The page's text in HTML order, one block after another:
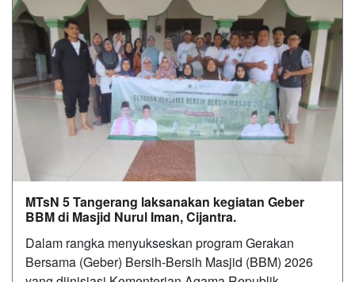
MTsN 5 Tangerang laksanakan kegiatan Geber
BBM di Masjid Nurul Iman, Cijantra.
Dalam rangka menyukseskan program Gerakan
Bersama (Geber) Bersih-Bersih Masjid (BBM) 2026